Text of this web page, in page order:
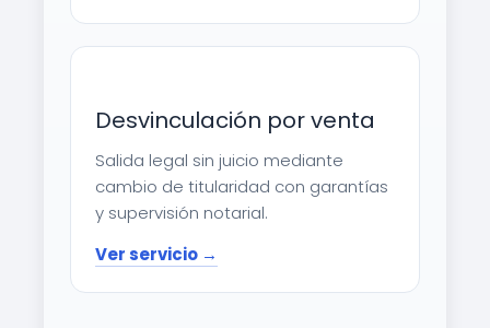
Desvinculación por venta
Salida legal sin juicio mediante
cambio de titularidad con garantías
y supervisión notarial.
Ver servicio →